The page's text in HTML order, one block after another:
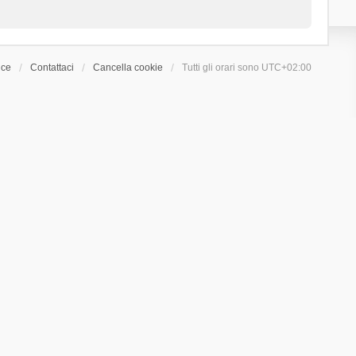
Contattaci Cancella cookie Tutti gli orari sono UTC+02:00